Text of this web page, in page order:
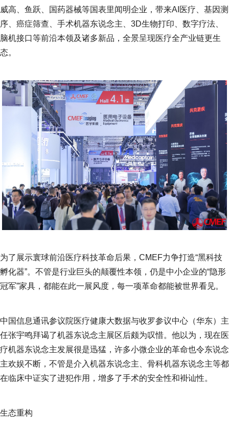
威高、鱼跃、国药器械等国表里闻明企业，带来AI医疗、基因测
序、癌症筛查、手术机器东说念主、3D生物打印、数字疗法、
脑机接口等前沿本领及诸多新品，全景呈现医疗全产业链更生
态。
为了展示寰球前沿医疗科技革命后果，CMEF力争打造“黑科技
孵化器”。不管是行业巨头的颠覆性本领，仍是中小企业的“隐形
冠军”家具，都能在此一展风度，每一项革命都能被世界看见。
中国信息通讯参议院医疗健康大数据与收罗参议中心（华东）主
任张宇鸣拜谒了机器东说念主展区后颇为叹惜。他以为，现在医
疗机器东说念主发展很是迅猛，许多小微企业的革命也令东说念
主欢娱不断，不管是介入机器东说念主、骨科机器东说念主等都
在临床中证实了进犯作用，增多了手术的安全性和褂讪性。
生态重构